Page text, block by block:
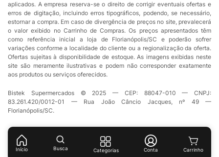
Início Busca Categorias Conta
aplicados. A empresa reserva-se o direito de corrigir eventuais ofertas e
erros de digitação, incluindo erros tipográficos, podendo, se necessário,
estornar a compra. Em caso de divergência de preços no site, prevalecerá
o valor exibido no Carrinho de Compras. Os preços apresentados têm
como referência inicial a loja de Florianópolis/SC e poderão sofrer
variações conforme a localidade do cliente ou a regionalização da oferta.
Ofertas sujeitas à disponibilidade de estoque. As imagens exibidas neste
site são meramente ilustrativas e podem não corresponder exatamente
aos produtos ou serviços oferecidos.
Bistek Supermercados © 2025 — CEP: 88047-010 — CNPJ:
83.261.420/0012-01 — Rua João Câncio Jacques, nº 49 —
Florianópolis/SC.